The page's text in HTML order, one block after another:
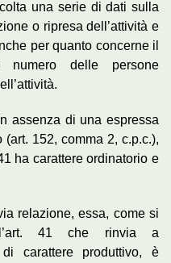
una serie di dati sulla
o ripresa dell’attività e
per quanto concerne il
delle persone
assenza di una espressa
152, comma 2, c.p.c.),
ha carattere ordinatorio e
relazione, essa, come si
41 che rinvia a
carattere produttivo, è